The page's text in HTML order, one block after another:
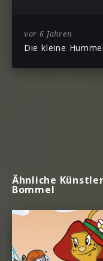
vor 6 Jahren
Die kleine
Ähnliche
Bommel